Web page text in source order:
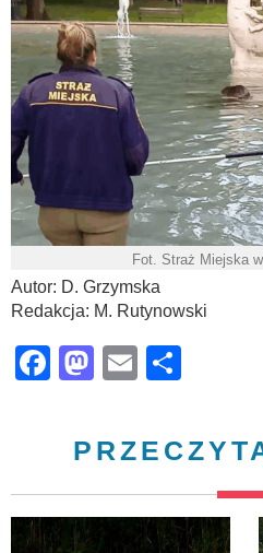
Fot. Straż Miejska
Autor: D. Grzymska
Redakcja: M. Rutynowski
Facebook
Mastodon
Email